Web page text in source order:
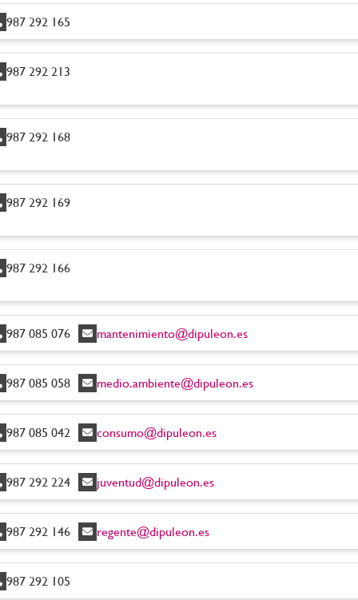
987 292 165
987 292 213
987 292 168
987 292 169
987 292 166
987 085 076 mantenimiento@dipuleon.es
987 085 058 medio.ambiente@dipuleon.es
987 085 042 consumo@dipuleon.es
987 292 224 juventud@dipuleon.es
987 292 146 regente@dipuleon.es
987 292 105